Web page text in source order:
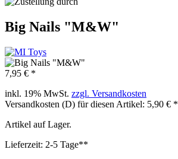
Big Nails "M&W"
7,95 € *
inkl. 19% MwSt. zzgl. Versandkosten
Versandkosten (D) für diesen Artikel: 5,90 € *
Artikel auf Lager.
Lieferzeit: 2-5 Tage**